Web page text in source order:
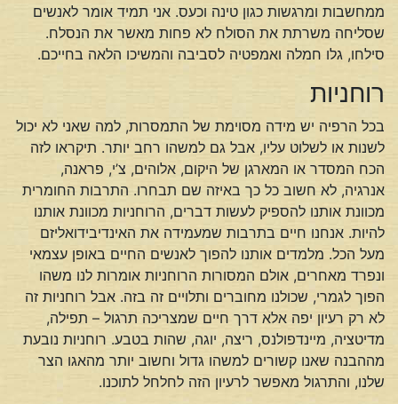
ממחשבות ומרגשות כגון טינה וכעס. אני תמיד אומר לאנשים
שסליחה משרתת את הסולח לא פחות מאשר את הנסלח.
סילחו, גלו חמלה ואמפטיה לסביבה והמשיכו הלאה בחייכם.
רוחניות
בכל הרפיה יש מידה מסוימת של התמסרות, למה שאני לא יכול
לשנות או לשלוט עליו, אבל גם למשהו רחב יותר. תיקראו לזה
הכח המסדר או המארגן של היקום, אלוהים, צ’י, פראנה,
אנרגיה, לא חשוב כל כך באיזה שם תבחרו. התרבות החומרית
מכוונת אותנו להספיק לעשות דברים, הרוחניות מכוונת אותנו
להיות. אנחנו חיים בתרבות שמעמידה את האינדיבידואליזם
מעל הכל. מלמדים אותנו להפוך לאנשים החיים באופן עצמאי
ונפרד מאחרים, אולם המסורות הרוחניות אומרות לנו משהו
הפוך לגמרי, שכולנו מחוברים ותלויים זה בזה. אבל רוחניות זה
לא רק רעיון יפה אלא דרך חיים שמצריכה תרגול – תפילה,
מדיטציה, מיינדפולנס, ריצה, יוגה, שהות בטבע. רוחניות נובעת
מההבנה שאנו קשורים למשהו גדול וחשוב יותר מהאגו הצר
שלנו, והתרגול מאפשר לרעיון הזה לחלחל לתוכנו.